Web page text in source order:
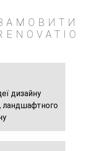
дизайну
ландшафтного